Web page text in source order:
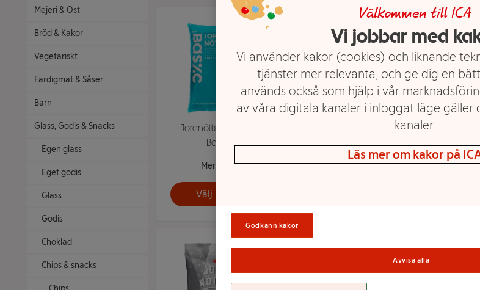
Mejeri & Ost
Bröd & Kakor
Vegetariskt
Färdigmat & Såser
Barn
Glass, Godis & Snacks
Egen glass
Eget godis
Glass
Godis
Choklad
Chips & snacks
Jordnötter 1kg ICA
Basic
Mer info
Välj butik
Estrella
Mer info
400g
Mer
Välkommen till ICA
Vi jobbar med
Vi använder kakor (cookies) och liknande
tjänster mer relevanta, och ge dig en
används också som hjälp i vår
av våra digitala kanaler i inloggat läge gäller
kanaler.
Läs mer om kakor på
Godkänn kakor
Avvisa alla